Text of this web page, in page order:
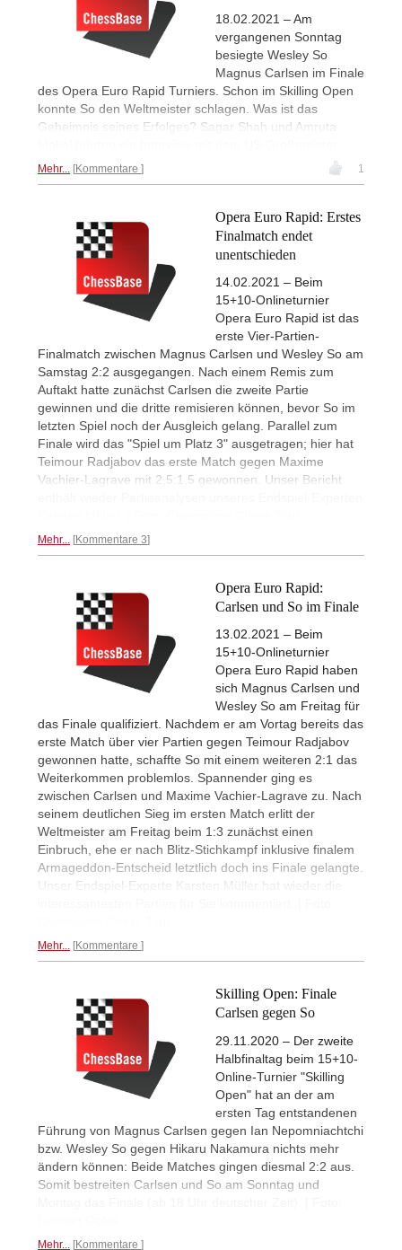
18.02.2021 – Am
vergangenen Sonntag
besiegte Wesley So
Magnus Carlsen im Finale
des Opera Euro Rapid Turniers. Schon im Skilling Open
konnte So den Weltmeister schlagen. Was ist das
Geheimnis seines Erfolges? Sagar Shah und Amruta
Mehr... Kommentare 1
Opera Euro Rapid: Erstes
Finalmatch endet
unentschieden
14.02.2021 – Beim
15+10-Onlineturnier
Opera Euro Rapid ist das
erste Vier-Partien-
Finalmatch zwischen Magnus Carlsen und Wesley So am
Samstag 2:2 ausgegangen. Nach einem Remis zum
Auftakt hatte zunächst Carlsen die zweite Partie
gewinnen und die dritte remisieren können, bevor So im
letzten Spiel noch der Ausgleich gelang. Parallel zum
Finale wird das "Spiel um Platz 3" ausgetragen; hier hat
Teimour Radjabov das erste Match gegen Maxime
Vachier-Lagrave mit 2,5:1,5 gewonnen. Unser Bericht
Mehr... Kommentare 3
Opera Euro Rapid:
Carlsen und So im Finale
13.02.2021 – Beim
15+10-Onlineturnier
Opera Euro Rapid haben
sich Magnus Carlsen und
Wesley So am Freitag für
das Finale qualifiziert. Nachdem er am Vortag bereits das
erste Match über vier Partien gegen Teimour Radjabov
gewonnen hatte, schaffte So mit einem weiteren 2:1 das
Weiterkommen problemlos. Spannender ging es
zwischen Carlsen und Maxime Vachier-Lagrave zu. Nach
seinem deutlichen Sieg im ersten Match erlitt der
Weltmeister am Freitag beim 1:3 zunächst einen
Einbruch, ehe er nach Blitz-Stichkampf inklusive finalem
Armageddon-Entscheid letztlich doch ins Finale gelangte.
Unser Endspiel-Experte Karsten Müller hat wieder die
Mehr... Kommentare
Skilling Open: Finale
Carlsen gegen So
29.11.2020 – Der zweite
Halbfinaltag beim 15+10-
Online-Turnier "Skilling
Open" hat an der am
ersten Tag entstandenen
Führung von Magnus Carlsen gegen Ian Nepomniachtchi
bzw. Wesley So gegen Hikaru Nakamura nichts mehr
ändern können: Beide Matches gingen diesmal 2:2 aus.
Somit bestreiten Carlsen und So am Sonntag und
Mehr... Kommentare